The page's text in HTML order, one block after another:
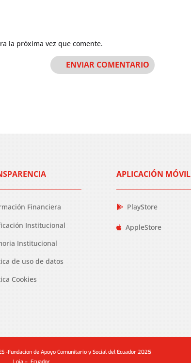
la próxima vez que comente.
Financiera
Institucional
Institucional
de uso de datos
Cookies
APLICACIÓN MÓVIL
PlayStore
AppleStore
-Fundacion de Apoyo Comunitario y Social del Ecuador 2025